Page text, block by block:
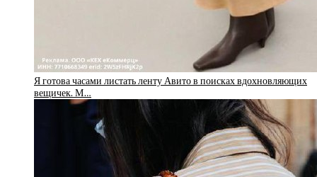
Я готова часами листать ленту Авито в поисках вдохновляющих
вещичек. М…